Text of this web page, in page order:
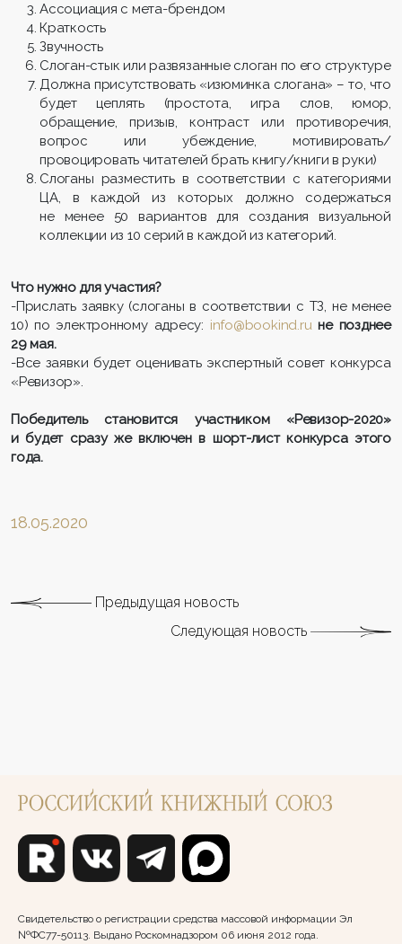
Ассоциация с мета-брендом
Краткость
Звучность
Слоган-стык или развязанные слоган по его структуре
Должна присутствовать «изюминка слогана» – то, что
будет цеплять (простота, игра слов, юмор,
обращение, призыв, контраст или противоречия,
вопрос или убеждение, мотивировать/
провоцировать читателей брать книгу/книги в руки)
Слоганы разместить в соответствии с категориями
ЦА, в каждой из которых должно содержаться
не менее 50 вариантов для создания визуальной
коллекции из 10 серий в каждой из категорий.
Что нужно для участия?
-Прислать заявку (слоганы в соответствии с ТЗ, не менее
10) по электронному адресу: info@bookind.ru не позднее
29 мая.
-Все заявки будет оценивать экспертный совет конкурса
«Ревизор».
Победитель становится участником «Ревизор-2020»
и будет сразу же включен в шорт-лист конкурса этого
года.
18.05.2020
Предыдущая новость
Следующая новость
Свидетельство о регистрации средства массовой информации Эл
№ФС77-50113. Выдано Роскомнадзором 06 июня 2012 года.